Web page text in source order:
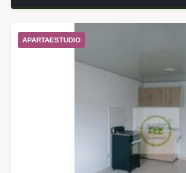
APARTAESTUDIO